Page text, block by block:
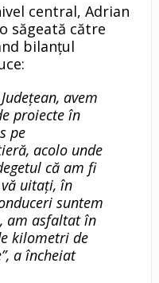
central, Adrian
săgeată către
bilanțul
avem
proiecte în
pe
acolo unde
că am fi
uitați, în
suntem
am asfaltat în
kilometri de
a încheiat